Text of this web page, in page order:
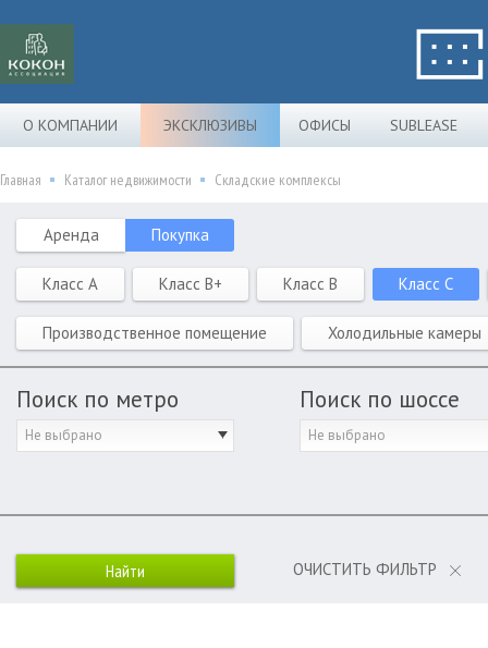
О КОМПАНИИ ЭКСКЛЮЗИВЫ ОФИСЫ SUBLEASE
Главная Каталог недвижимости Складские комплексы
Аренда Покупка
Класс A Класс B+ Класс B Класс C
Производственное помещение Холодильные камеры
Поиск по метро
Не выбрано
Поиск по шоссе
Не выбрано
ОЧИСТИТЬ ФИЛЬТР